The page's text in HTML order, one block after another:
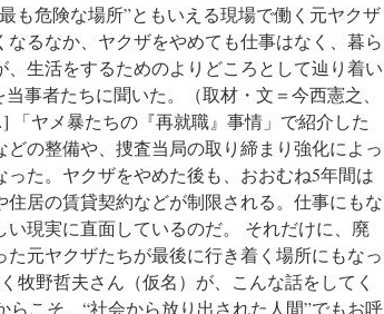
も危険な場所”ともいえる現場で働く元ヤクザ
るなか、ヤクザをやめても仕事はなく、暮ら
生活をするためのよりどころとして辿り着い
事者たちに聞いた。（取材・文＝今西憲之、
ヤメ暴たちの『再就職』事情」で紹介した
の整備や、捜査当局の取り締まり強化によっ
た。ヤクザをやめた後も、おおむね5年間は
居の賃貸契約などが制限される。仕事にもな
現実に直面しているのだ。 それだけに、廃
元ヤクザたちが最後に行き着く場所にもなっ
牧野哲夫さん（仮名）が、こんな話をしてく
こそ、“社会から放り出された人間”でもお呼